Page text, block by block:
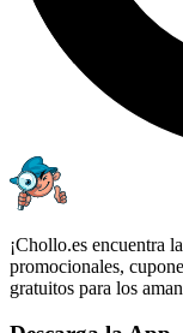
¡Chollo.es encuentra
promocionales,
gratuitos para los